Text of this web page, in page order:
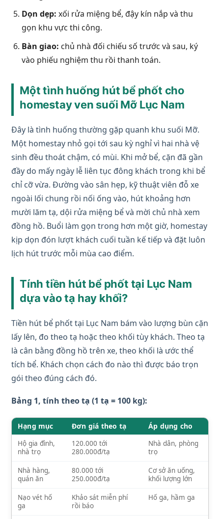
Dọn dẹp: xối rửa miệng bể, đậy kín nắp và thu
gọn khu vực thi công.
Bàn giao: chủ nhà đối chiếu số trước và sau, ký
vào phiếu nghiệm thu rồi thanh toán.
Một tình huống hút bể phốt cho
homestay ven suối Mỡ Lục Nam
Đây là tình huống thường gặp quanh khu suối Mỡ.
Một homestay nhỏ gọi tới sau kỳ nghỉ vì hai nhà vệ
sinh đều thoát chậm, có mùi. Khi mở bể, cặn đã gần
đầy do mấy ngày lễ liên tục đông khách trong khi bể
chỉ cỡ vừa. Đường vào sân hẹp, kỹ thuật viên đỗ xe
ngoài lối chung rồi nối ống vào, hút khoảng hơn
mười lăm tạ, dội rửa miệng bể và mời chủ nhà xem
đồng hồ. Buổi làm gọn trong hơn một giờ, homestay
kịp dọn đón lượt khách cuối tuần kế tiếp và đặt luôn
lịch hút trước mỗi mùa cao điểm.
Tính tiền hút bể phốt tại Lục Nam
dựa vào tạ hay khối?
Tiền hút bể phốt tại Lục Nam bám vào lượng bùn cặn
lấy lên, đo theo tạ hoặc theo khối tùy khách. Theo tạ
là cân bằng đồng hồ trên xe, theo khối là ước thể
tích bể. Khách chọn cách đo nào thì được báo trọn
gói theo đúng cách đó.
Bảng 1, tính theo tạ (1 tạ = 100 kg):
Hạng mục Đơn giá theo tạ Áp dụng cho
Hộ gia đình,
nhà trọ
120.000 tới
280.000đ/tạ
Nhà dân, phòng
trọ
Nhà hàng,
quán ăn
80.000 tới
250.000đ/tạ
Cơ sở ăn uống,
khối lượng lớn
Nạo vét hố
ga
Khảo sát miễn phí
rồi báo
Hố ga, hầm ga